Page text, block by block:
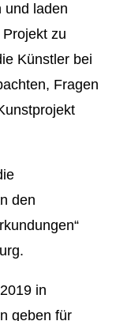
und laden
zu
Künstler bei
Fragen
den
in
geben für